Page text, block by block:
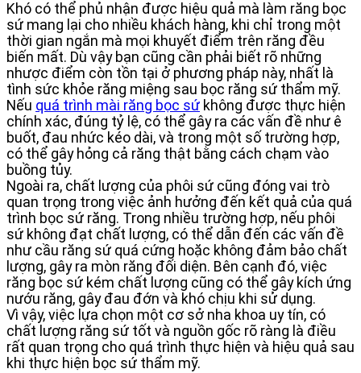
Khó có thể phủ nhận được hiệu quả mà làm răng bọc
sứ mang lại cho nhiều khách hàng, khi chỉ trong một
thời gian ngắn mà mọi khuyết điểm trên răng đều
biến mất. Dù vậy bạn cũng cần phải biết rõ những
nhược điểm còn tồn tại ở phương pháp này, nhất là
tình sức khỏe răng miệng sau bọc răng sứ thẩm mỹ.
Nếu quá trình mài răng bọc sứ không được thực hiện
chính xác, đúng tỷ lệ, có thể gây ra các vấn đề như ê
buốt, đau nhức kéo dài, và trong một số trường hợp,
có thể gây hỏng cả răng thật bằng cách chạm vào
buồng tủy.
Ngoài ra, chất lượng của phôi sứ cũng đóng vai trò
quan trọng trong việc ảnh hưởng đến kết quả của quá
trình bọc sứ răng. Trong nhiều trường hợp, nếu phôi
sứ không đạt chất lượng, có thể dẫn đến các vấn đề
như cầu răng sứ quá cứng hoặc không đảm bảo chất
lượng, gây ra mòn răng đối diện. Bên cạnh đó, việc
răng bọc sứ kém chất lượng cũng có thể gây kích ứng
nướu răng, gây đau đớn và khó chịu khi sử dụng.
Vì vậy, việc lựa chọn một cơ sở nha khoa uy tín, có
chất lượng răng sứ tốt và nguồn gốc rõ ràng là điều
rất quan trọng cho quá trình thực hiện và hiệu quả sau
khi thực hiện bọc sứ thẩm mỹ.